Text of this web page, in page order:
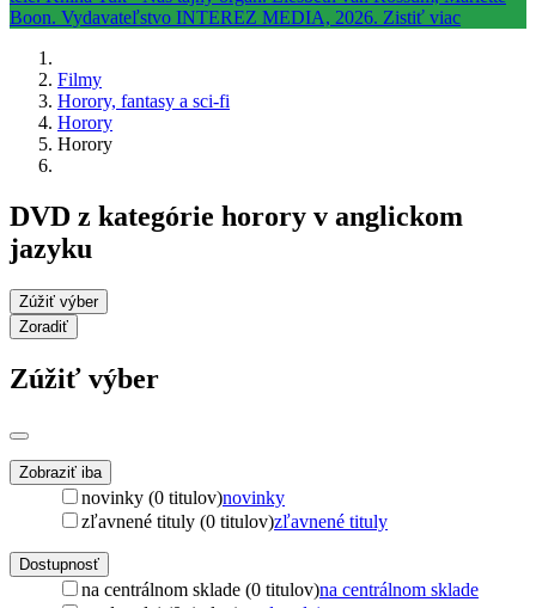
Filmy
Horory, fantasy a sci-fi
Horory
Horory
DVD z kategórie horory v anglickom
jazyku
Zúžiť výber
Zoradiť
Zúžiť výber
Zobraziť iba
novinky (0 titulov)novinky
zľavnené tituly (0 titulov)zľavnené tituly
Dostupnosť
na centrálnom sklade (0 titulov)na centrálnom sklade